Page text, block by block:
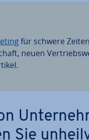
für schwere
neuen
Sie